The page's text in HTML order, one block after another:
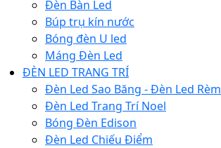
Đèn Bàn Led
Búp trụ kín nước
Bóng đèn U led
Máng Đèn Led
ĐÈN LED TRANG TRÍ
Đèn Led Sao Băng - Đèn Led Rèm
Đèn Led Trang Trí Noel
Bóng Đèn Edison
Đèn Led Chiếu Điểm